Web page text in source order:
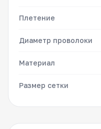
Плетение
Диаметр проволоки
Материал
Размер сетки